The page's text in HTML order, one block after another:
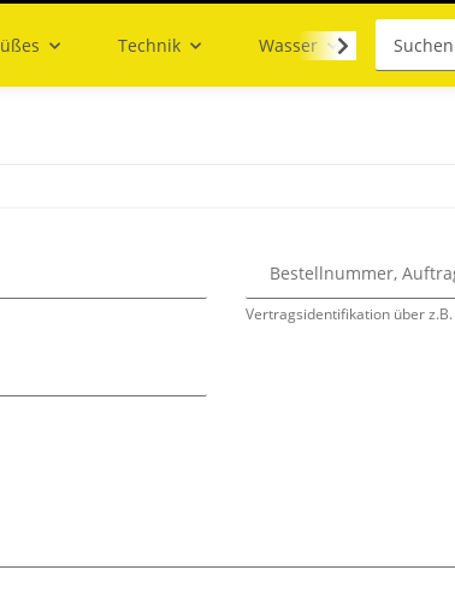
Technik Wasser
Vertragsidentifikation über
Bestellnummer,